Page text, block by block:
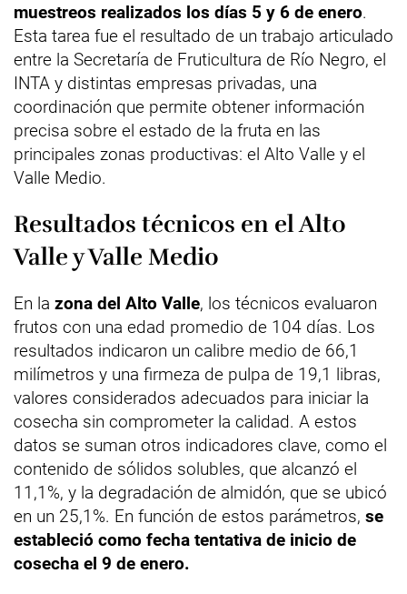
muestreos realizados los días 5 y 6 de enero.
Esta tarea fue el resultado de un trabajo articulado
entre la Secretaría de Fruticultura de Río Negro, el
INTA y distintas empresas privadas, una
coordinación que permite obtener información
precisa sobre el estado de la fruta en las
principales zonas productivas: el Alto Valle y el
Valle Medio.
Resultados técnicos en el Alto
Valle y Valle Medio
En la zona del Alto Valle, los técnicos evaluaron
frutos con una edad promedio de 104 días. Los
resultados indicaron un calibre medio de 66,1
milímetros y una firmeza de pulpa de 19,1 libras,
valores considerados adecuados para iniciar la
cosecha sin comprometer la calidad. A estos
datos se suman otros indicadores clave, como el
contenido de sólidos solubles, que alcanzó el
11,1%, y la degradación de almidón, que se ubicó
en un 25,1%. En función de estos parámetros, se
estableció como fecha tentativa de inicio de
cosecha el 9 de enero.